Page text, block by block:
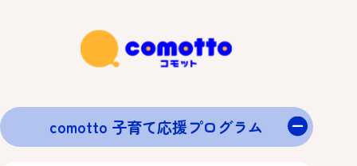
comotto 子育て応援プログラム